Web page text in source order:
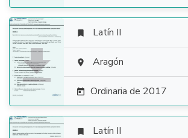

 Latín II
 Aragón
 Ordinaria de 2017
 Latín II